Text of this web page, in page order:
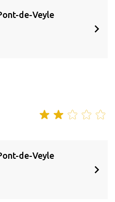
de-Veyle
de-Veyle